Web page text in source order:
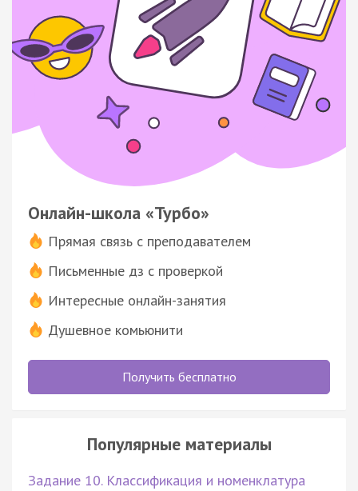
Онлайн-школа «Турбо»
Прямая связь с преподавателем
Письменные дз с проверкой
Интересные онлайн-занятия
Душевное комьюнити
Получить бесплатно
Популярные материалы
Задание 10. Классификация и номенклатура